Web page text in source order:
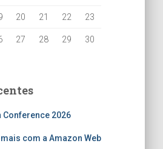
20 21 22 23
27 28 29
30
Conference 2026
com a Amazon Web